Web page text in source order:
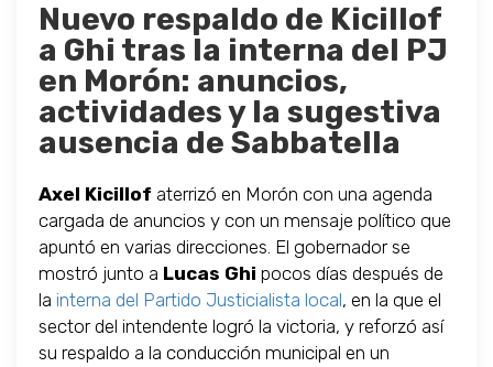
Nuevo respaldo de Kicillof
a Ghi tras la interna del PJ
en Morón: anuncios,
actividades y la sugestiva
ausencia de Sabbatella
Axel Kicillof aterrizó en Morón con una agenda
cargada de anuncios y con un mensaje político que
apuntó en varias direcciones. El gobernador se
mostró junto a Lucas Ghi pocos días después de
la interna del Partido Justicialista local, en la que el
sector del intendente logró la victoria, y reforzó así
su respaldo a la conducción municipal en un